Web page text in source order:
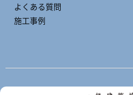
よくある質問
施工事例